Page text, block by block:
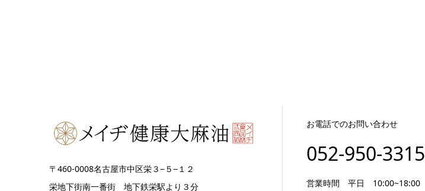
〒460-0008名古屋市中区栄３−５−１２
栄地下街南一番街 地下鉄栄駅より３分
お電話でのお問い合わせ
052-950-3315
営業時間 平日 10:00~18:00